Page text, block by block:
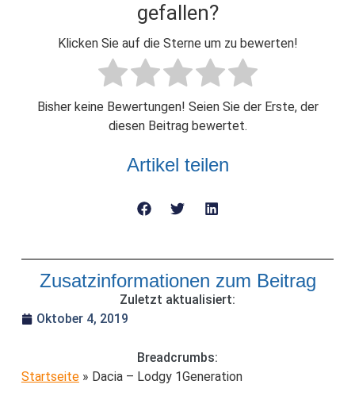
gefallen?
Klicken Sie auf die Sterne um zu bewerten!
Bisher keine Bewertungen! Seien Sie der Erste, der
diesen Beitrag bewertet.
Artikel teilen
Zusatzinformationen zum Beitrag
Zuletzt aktualisiert:
Oktober 4, 2019
Breadcrumbs:
Startseite» Dacia – Lodgy 1Generation